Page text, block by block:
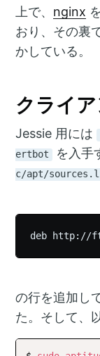
上で、 nginx
おり、その裏
かしている。
クライ
Jessie 用には
ertbot
を入手
c/apt/
の行を追加し
た。そして、